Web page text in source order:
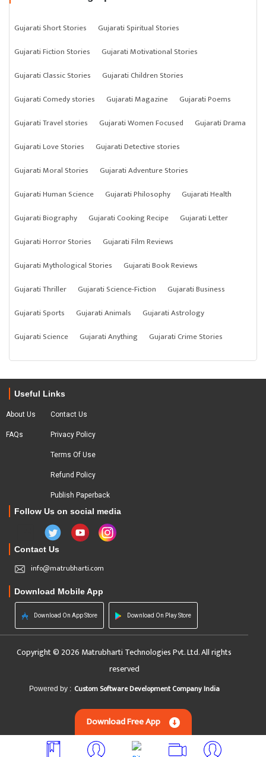
Gujarati Short Stories
Gujarati Spiritual Stories
Gujarati Fiction Stories
Gujarati Motivational Stories
Gujarati Classic Stories
Gujarati Children Stories
Gujarati Comedy stories
Gujarati Magazine
Gujarati Poems
Gujarati Travel stories
Gujarati Women Focused
Gujarati Drama
Gujarati Love Stories
Gujarati Detective stories
Gujarati Moral Stories
Gujarati Adventure Stories
Gujarati Human Science
Gujarati Philosophy
Gujarati Health
Gujarati Biography
Gujarati Cooking Recipe
Gujarati Letter
Gujarati Horror Stories
Gujarati Film Reviews
Gujarati Mythological Stories
Gujarati Book Reviews
Gujarati Thriller
Gujarati Science-Fiction
Gujarati Business
Gujarati Sports
Gujarati Animals
Gujarati Astrology
Gujarati Science
Gujarati Anything Gujarati Crime Stories
Useful Links
About Us
FAQs
Contact Us
Privacy Policy
Terms Of Use
Refund Policy
Publish Paperback
Follow Us on social media
Contact Us
info@matrubharti.com
Download Mobile App
Download On App Store Download On Play Store
Copyright © 2026 Matrubharti Technologies Pvt. Ltd. All rights
reserved
Powered by : Custom Software Development Company India
Download Free App